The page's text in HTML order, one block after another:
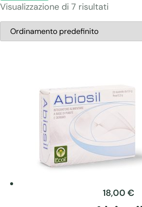
Visualizzazione di 7 risultati
18,00 €